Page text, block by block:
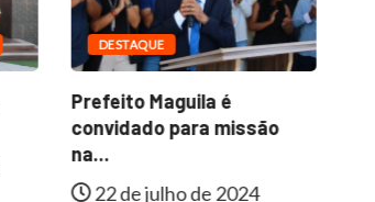
DESTAQUE
Prefeito Maguila é
convidado para missão
na...
22 de julho de 2024